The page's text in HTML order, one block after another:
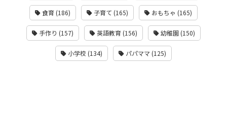
食育 (186) 子育て (165) おもちゃ (165)
手作り (157) 英語教育 (156) 幼稚園 (150)
小学校 (134) パパママ (125)